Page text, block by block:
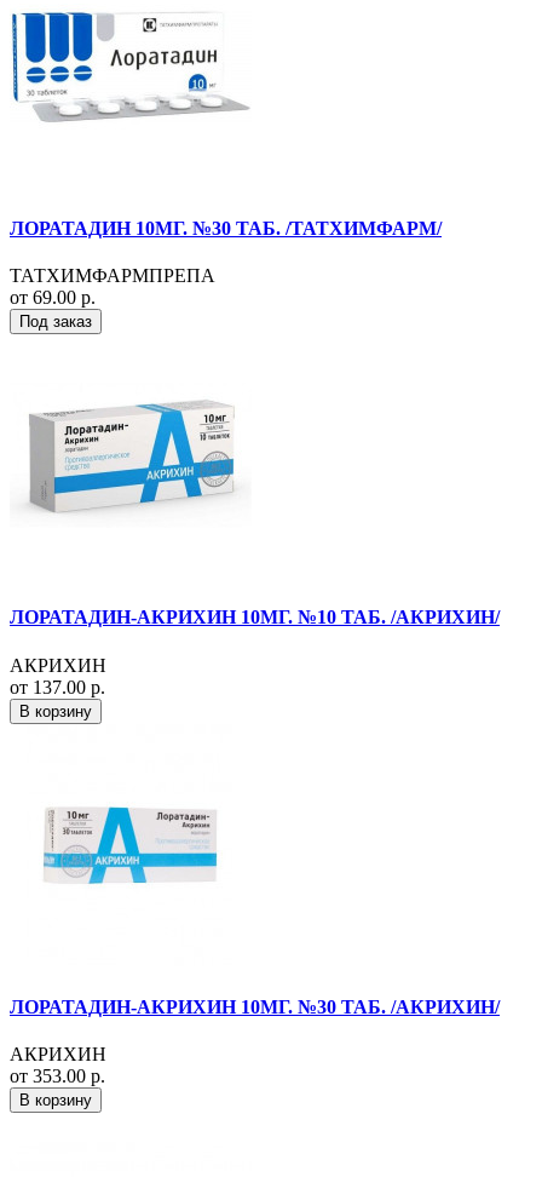
ЛОРАТАДИН 10МГ. №30 ТАБ. /ТАТХИМФАРМ/
ТАТХИМФАРМПРЕПА
от 69.00 р.
Под заказ
ЛОРАТАДИН-АКРИХИН 10МГ. №10 ТАБ. /АКРИХИН/
АКРИХИН
от 137.00 р.
В корзину
ЛОРАТАДИН-АКРИХИН 10МГ. №30 ТАБ. /АКРИХИН/
АКРИХИН
от 353.00 р.
В корзину